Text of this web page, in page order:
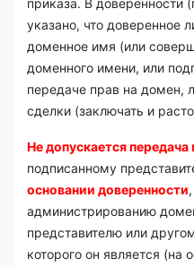
приказа. В доверенности
указано, что доверенное
доменное имя (или
доменного имени, или
передаче прав на домен,
сделки (заключать и
Не допускается передача
подписанному
основании доверенности
администрированию
представителю или
которого он является (на